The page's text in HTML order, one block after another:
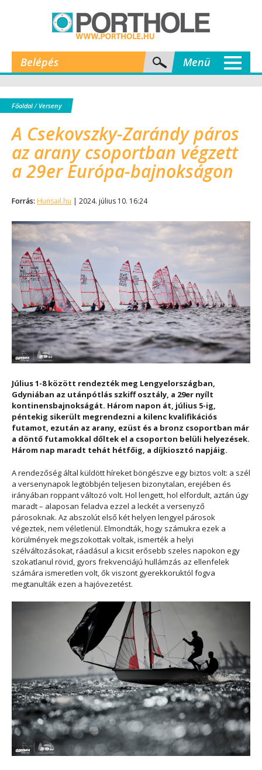
Belépés Menü
Főoldal/ Verseny
A Csekovszky-Zarándy páros
az arany csoportban végzett
a 29er Európa-bajnokságon
Forrás: Hunsail.hu | 2024. július 10. 16:24
Július 1-8 között rendezték meg Lengyelországban,
Gdyniában az utánpótlás szkiff osztály, a 29er nyílt
kontinensbajnokságát. Három napon át, július 5-ig,
péntekig sikerült megrendezni a kilenc kvalifikációs
futamot, ezután az arany, ezüst és a bronz csoportban már
a döntő futamokkal dőltek el a csoporton belüli helyezések.
Három nap maradt tehát hétfőig, a díjkiosztó napjáig.
A rendezőség által küldött híreket böngészve egy biztos volt: a szél
a versenynapok legtöbbjén teljesen bizonytalan, erejében és
irányában roppant változó volt. Hol lengett, hol elfordult, aztán úgy
maradt – alaposan feladva ezzel a leckét a versenyző
párosoknak. Az abszolút első két helyen lengyel párosok
végeztek, nem véletlenül. Elmondták, hogy számukra ezek a
körülmények megszokottak voltak, ismerték a helyi
szélváltozásokat, ráadásul a kicsit erősebb szeles napokon egy
szokatlanul rövid, gyors frekvenciájú hullámzás az ellenfelek
számára ismeretlen volt, ők viszont gyerekkoruktól fogva
megtanulták ezen a hajóvezetést.